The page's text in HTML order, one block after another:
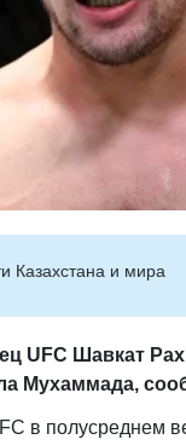
Казахстана и мира
UFC Шавкат
Мухаммада,
в полусреднем